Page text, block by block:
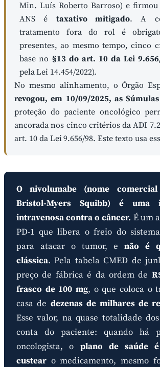
Min. Luís Roberto Barroso) e
ANS é taxativo mitigado. A
tratamento fora do rol é
presentes, ao mesmo tempo, cinco
base no§13 do art. 10 da Lei
pela Lei 14.454/2022).
No mesmo alinhamento, o Órgão
revogou, em 10/09/2025, as
proteção do paciente oncológico
ancorada nos cinco critérios da ADI
art. 10 da Lei 9.656/98. Este texto usa
O nivolumabe (nome
Bristol-Myers Squibb) é uma
intravenosa contra o câncer. É um
PD-1 que libera o freio do
para atacar o tumor, e não é
clássica. Pela tabela CMED de
preço de fábrica é da ordem de
frasco de 100 mg, o que coloca o
casa de dezenas de milhares de
Esse valor, na quase totalidade
conta do paciente: quando há
oncologista, o plano de saúde
custear o medicamento, mesmo